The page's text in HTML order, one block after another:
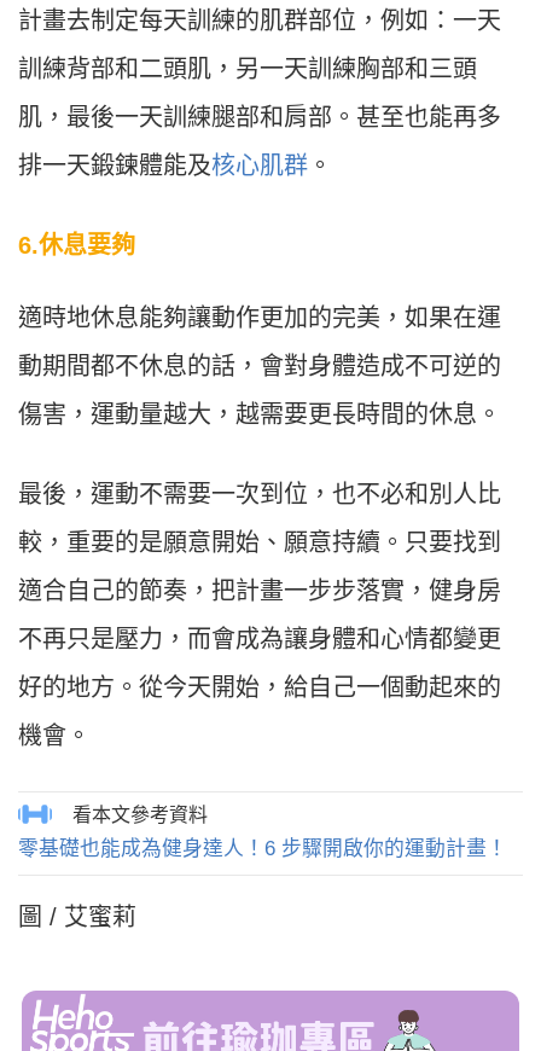
計畫去制定每天訓練的肌群部位，例如：一天
訓練背部和二頭肌，另一天訓練胸部和三頭
肌，最後一天訓練腿部和肩部。甚至也能再多
排一天鍛鍊體能及核心肌群 。
6.休息要夠
適時地休息能夠讓動作更加的完美，如果在運
動期間都不休息的話，會對身體造成不可逆的
傷害，運動量越大，越需要更長時間的休息。
最後，運動不需要一次到位，也不必和別人比
較，重要的是願意開始、願意持續。只要找到
適合自己的節奏，把計畫一步步落實，健身房
不再只是壓力，而會成為讓身體和心情都變更
好的地方。從今天開始，給自己一個動起來的
機會。
零基礎也能成為健身達人！6 步驟開啟你的運動計畫！
圖 / 艾蜜莉